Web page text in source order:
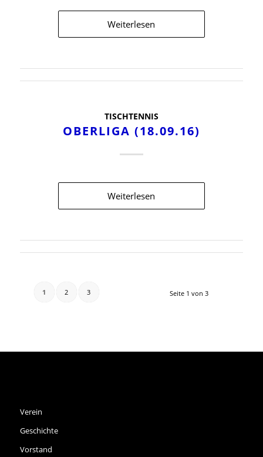
Weiterlesen
TISCHTENNIS
OBERLIGA (18.09.16)
Weiterlesen
Seite 1 von 3
1 2 3
Verein
Geschichte
Vorstand